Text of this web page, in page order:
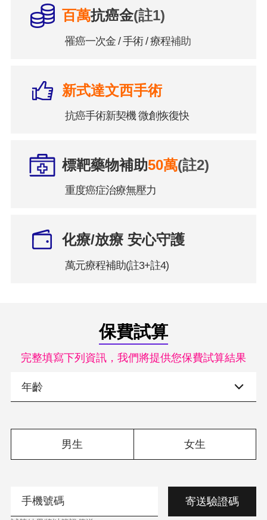
百萬抗癌金(註1)
罹癌一次金 / 手術 / 療程補助
新式達文西手術
抗癌手術新契機 微創恢復快
標靶藥物補助50萬(註2)
重度癌症治療無壓力
化療/放療 安心守護
萬元療程補助(註3+註4)
保費試算
完整填寫下列資訊，我們將提供您保費試算結果
男生 女生
寄送驗證碼